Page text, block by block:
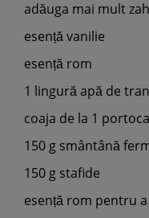
adăuga mai mult
esență vanilie
esență rom
1 lingură apă de
coaja de la 1
150 g smântână
150 g stafide
esență rom pentru